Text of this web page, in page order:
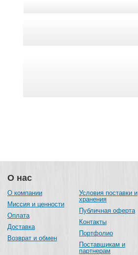
О нас
О компании
Миссия и ценности
Оплата
Доставка
Возврат и обмен
Условия поставки и
хранения
Публичная оферта
Контакты
Портфолио
Поставщикам и
партнерам